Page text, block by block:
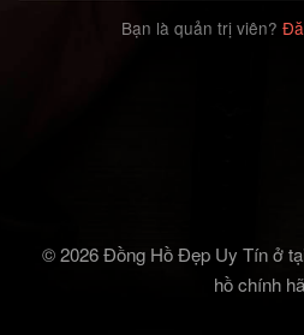
Bạn là quản trị viên?
© 2026 Đồng Hồ Đẹp Uy Tín ở
hồ chính